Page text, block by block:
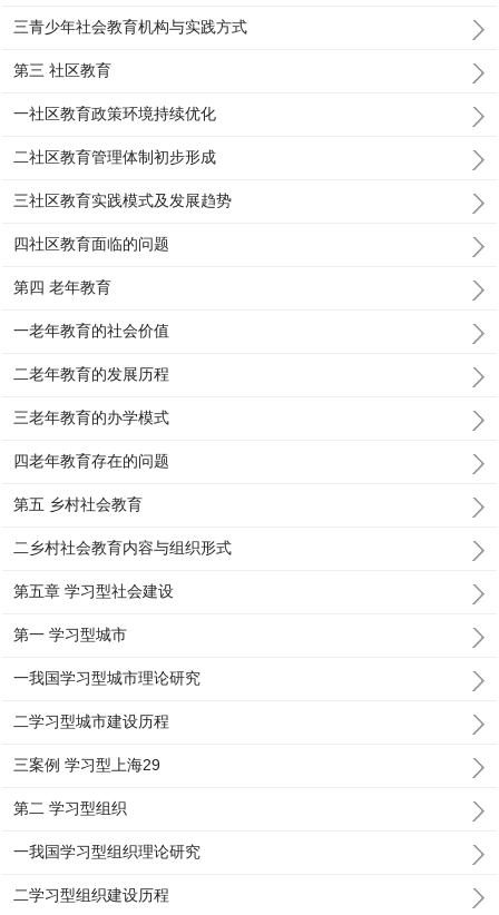
三青少年社会教育机构与实践方式
第三 社区教育
一社区教育政策环境持续优化
二社区教育管理体制初步形成
三社区教育实践模式及发展趋势
四社区教育面临的问题
第四 老年教育
一老年教育的社会价值
二老年教育的发展历程
三老年教育的办学模式
四老年教育存在的问题
第五 乡村社会教育
二乡村社会教育内容与组织形式
第五章 学习型社会建设
第一 学习型城市
一我国学习型城市理论研究
二学习型城市建设历程
三案例 学习型上海29
第二 学习型组织
一我国学习型组织理论研究
二学习型组织建设历程